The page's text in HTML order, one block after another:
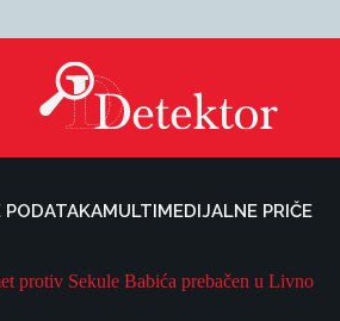
PODATAKAMULTIMEDIJALNE PRIČE